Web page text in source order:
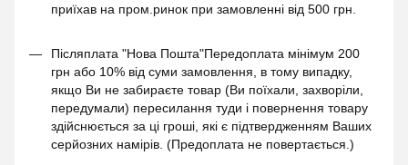
приїхав на пром.ринок при замовленні від 500 грн.
Післяплата "Нова Пошта"Передоплата мінімум 200
грн або 10% від суми замовлення, в тому випадку,
якщо Ви не забираєте товар (Ви поїхали, захворіли,
передумали) пересилання туди і повернення товару
здійснюється за ці гроші, які є підтвердженням Ваших
серйозних намірів. (Предоплата не повертається.)